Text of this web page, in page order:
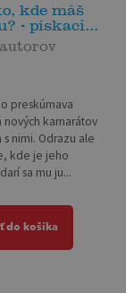
kde máš
- pískaci...
preskúmava
kamarátov
s nimi. Odrazu ale
kde je jeho
sa mu ju...
do košíka